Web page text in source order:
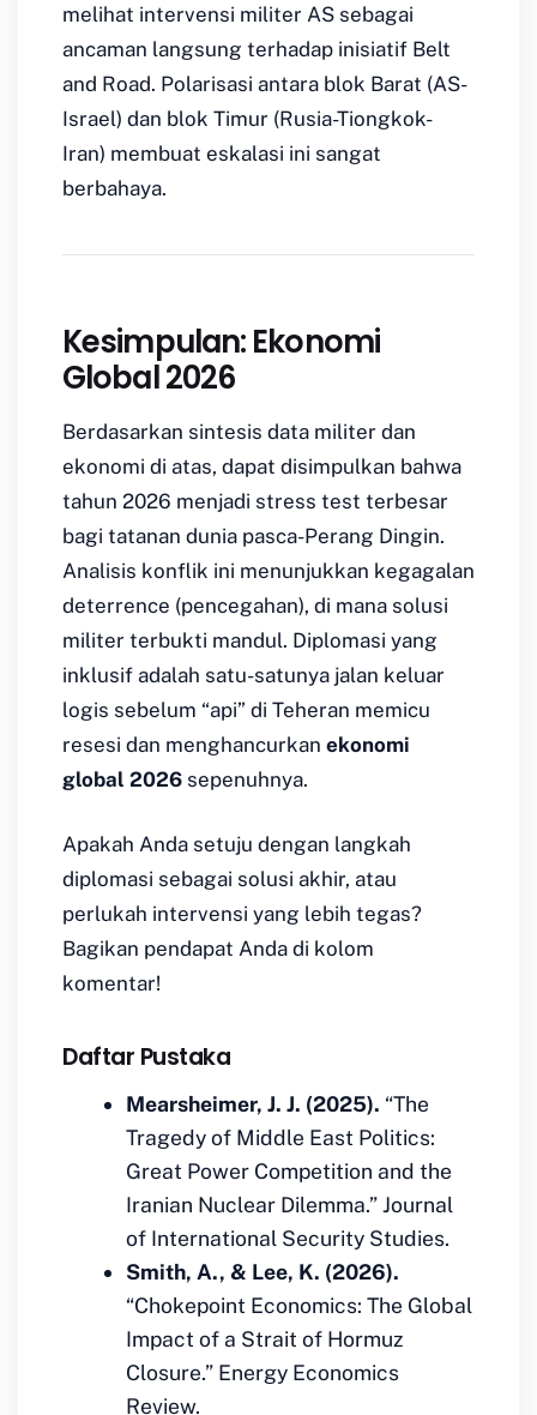
melihat intervensi militer AS sebagai
ancaman langsung terhadap inisiatif Belt
and Road. Polarisasi antara blok Barat (AS-
Israel) dan blok Timur (Rusia-Tiongkok-
Iran) membuat eskalasi ini sangat
berbahaya.
Kesimpulan: Ekonomi
Global 2026
Berdasarkan sintesis data militer dan
ekonomi di atas, dapat disimpulkan bahwa
tahun 2026 menjadi stress test terbesar
bagi tatanan dunia pasca-Perang Dingin.
Analisis konflik ini menunjukkan kegagalan
deterrence (pencegahan), di mana solusi
militer terbukti mandul. Diplomasi yang
inklusif adalah satu-satunya jalan keluar
logis sebelum “api” di Teheran memicu
resesi dan menghancurkan ekonomi
global 2026 sepenuhnya.
Apakah Anda setuju dengan langkah
diplomasi sebagai solusi akhir, atau
perlukah intervensi yang lebih tegas?
Bagikan pendapat Anda di kolom
komentar!
Daftar Pustaka
Mearsheimer, J. J. (2025). “The
Tragedy of Middle East Politics:
Great Power Competition and the
Iranian Nuclear Dilemma.”Journal
of International Security Studies.
Smith, A., & Lee, K. (2026).
“Chokepoint Economics: The Global
Impact of a Strait of Hormuz
Closure.”Energy Economics
Review.